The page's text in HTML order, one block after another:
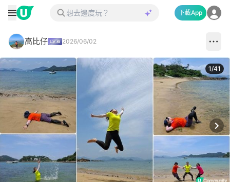
下載App
高比仔 2026/06/02
1/41